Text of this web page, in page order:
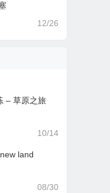
12/26
– 草原之旅
10/14
land
08/30